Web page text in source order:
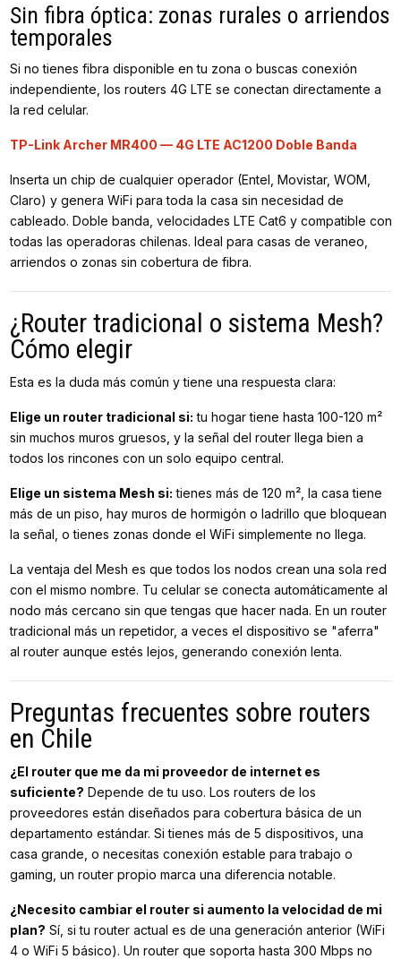
Sin fibra óptica: zonas rurales o arriendos
temporales
Si no tienes fibra disponible en tu zona o buscas conexión
independiente, los routers 4G LTE se conectan directamente a
la red celular.
TP-Link Archer MR400 — 4G LTE AC1200 Doble Banda
Inserta un chip de cualquier operador (Entel, Movistar, WOM,
Claro) y genera WiFi para toda la casa sin necesidad de
cableado. Doble banda, velocidades LTE Cat6 y compatible con
todas las operadoras chilenas. Ideal para casas de veraneo,
arriendos o zonas sin cobertura de fibra.
¿Router tradicional o sistema Mesh?
Cómo elegir
Esta es la duda más común y tiene una respuesta clara:
Elige un router tradicional si: tu hogar tiene hasta 100-120 m²
sin muchos muros gruesos, y la señal del router llega bien a
todos los rincones con un solo equipo central.
Elige un sistema Mesh si: tienes más de 120 m², la casa tiene
más de un piso, hay muros de hormigón o ladrillo que bloquean
la señal, o tienes zonas donde el WiFi simplemente no llega.
La ventaja del Mesh es que todos los nodos crean una sola red
con el mismo nombre. Tu celular se conecta automáticamente al
nodo más cercano sin que tengas que hacer nada. En un router
tradicional más un repetidor, a veces el dispositivo se "aferra"
al router aunque estés lejos, generando conexión lenta.
Preguntas frecuentes sobre routers
en Chile
¿El router que me da mi proveedor de internet es
suficiente? Depende de tu uso. Los routers de los
proveedores están diseñados para cobertura básica de un
departamento estándar. Si tienes más de 5 dispositivos, una
casa grande, o necesitas conexión estable para trabajo o
gaming, un router propio marca una diferencia notable.
¿Necesito cambiar el router si aumento la velocidad de mi
plan? Sí, si tu router actual es de una generación anterior (WiFi
4 o WiFi 5 básico). Un router que soporta hasta 300 Mbps no